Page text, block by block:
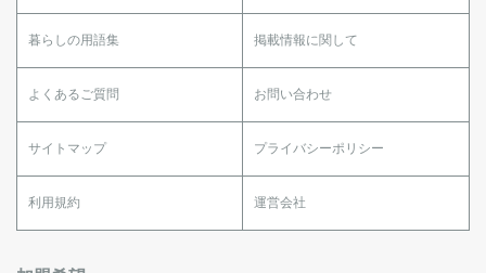
暮らしの用語集 掲載情報に関して
よくあるご質問 お問い合わせ
サイトマップ プライバシーポリシー
利用規約 運営会社